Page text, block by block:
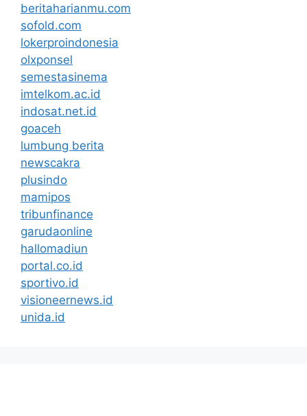
beritaharianmu.com
sofold.com
lokerproindonesia
olxponsel
semestasinema
imtelkom.ac.id
indosat.net.id
goaceh
lumbung berita
newscakra
plusindo
mamipos
tribunfinance
garudaonline
hallomadiun
portal.co.id
sportivo.id
visioneernews.id
unida.id